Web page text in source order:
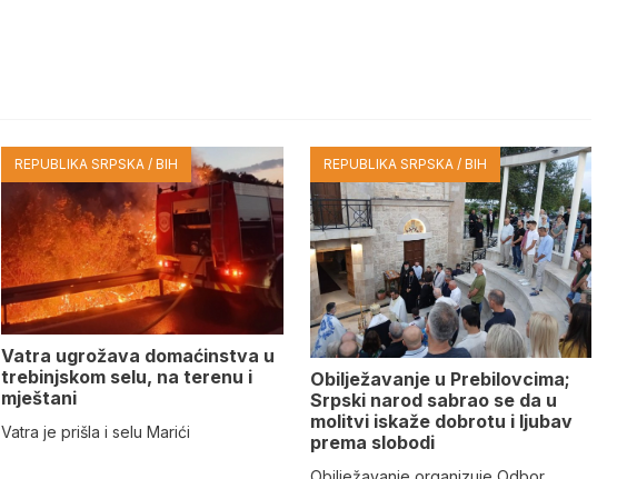
REPUBLIKA SRPSKA / BIH
Vatra ugrožava domaćinstva u
trebinjskom selu, na terenu i
mještani
Vatra je prišla i selu Marići
REPUBLIKA SRPSKA / BIH
Obilježavanje u Prebilovcima;
Srpski narod sabrao se da u
molitvi iskaže dobrotu i ljubav
prema slobodi